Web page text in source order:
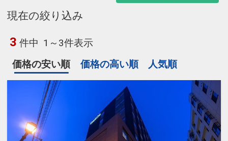
現在の絞り込み
3 件中 1～3件表示
価格の安い順
価格の高い順 人気順